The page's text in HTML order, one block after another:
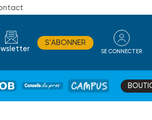
S'ABONNER
SE CONNECTER
DE
CAMPUS